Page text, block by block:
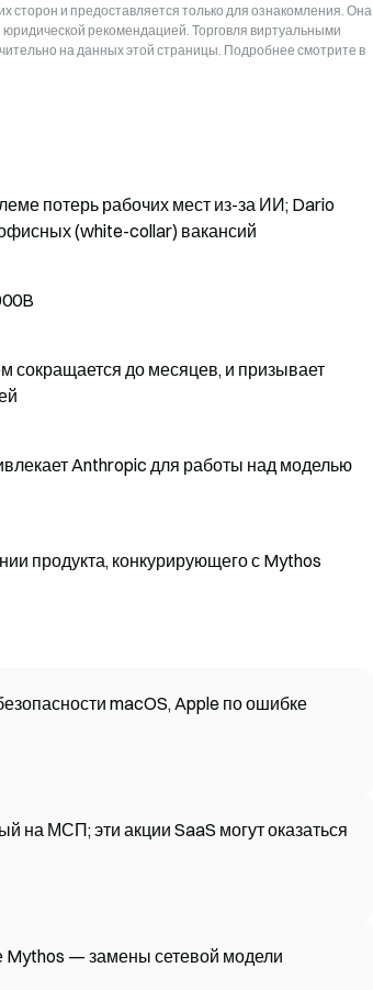
сторон и предоставляется только для ознакомления. Она
рекомендацией. Торговля виртуальными
на данных этой страницы. Подробнее смотрите в
потерь рабочих мест из-за ИИ; Dario
офисных (white-collar) вакансий
$900B
до месяцев, и призывает
Anthropic для работы над моделью
продукта, конкурирующего с Mythos
macOS, Apple по ошибке
на МСП; эти акции SaaS могут оказаться
Mythos — замены сетевой модели